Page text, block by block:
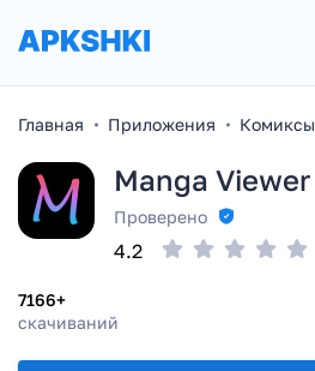
Главная Приложения Комиксы
Manga Viewer
Проверено
7166+
скачиваний
4.2